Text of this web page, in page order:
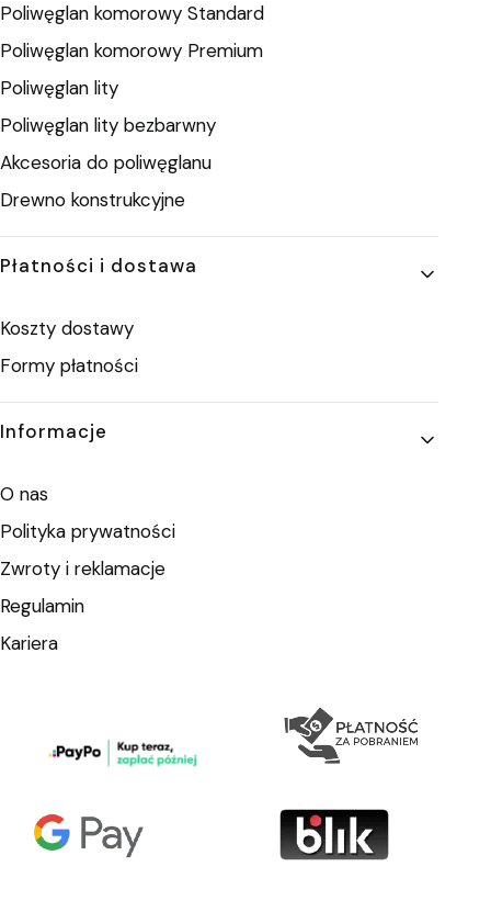
Poliwęglan komorowy Standard
Poliwęglan komorowy Premium
Poliwęglan lity
Poliwęglan lity bezbarwny
Akcesoria do poliwęglanu
Drewno konstrukcyjne
Płatności i dostawa
Koszty dostawy
Formy płatności
Informacje
O nas
Polityka prywatności
Zwroty i reklamacje
Regulamin
Kariera